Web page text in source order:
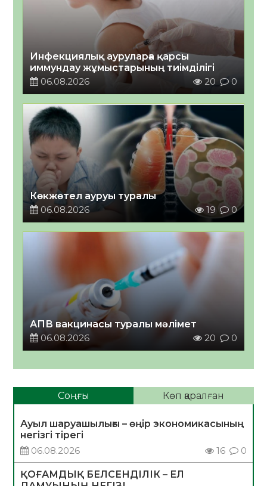
Инфекциялық ауруларға қарсы
иммундау жұмыстарының тиімділігі
06.08.2026
20 0
Көкжөтел ауруы туралы
06.08.2026
19 0
АПВ вакцинасы туралы мәлімет
06.08.2026
20 0
Соңғы Көп қаралған
Ауыл шаруашылығы – өңір экономикасының
негізгі тірегі
06.08.2026
16 0
ҚОҒАМДЫҚ БЕЛСЕНДІЛІК – ЕЛ